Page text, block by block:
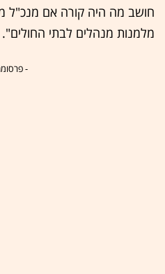
חושב מה היה קורה אם מנכ"ל
מלמנות מנהלים לבתי החולים".
-